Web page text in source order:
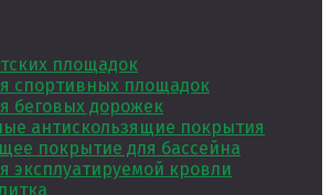
площадок
спортивных площадок
беговых дорожек
антискользящие покрытия
покрытие для бассейна
эксплуатируемой кровли